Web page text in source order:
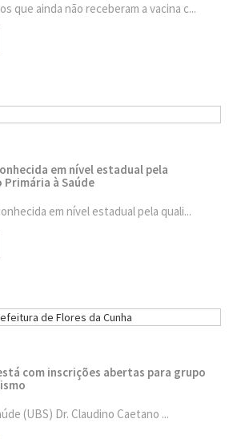
que ainda não receberam a vacina c...
em nível estadual pela
à Saúde
em nível estadual pela quali...
com inscrições abertas para grupo
(UBS) Dr. Claudino Caetano ...